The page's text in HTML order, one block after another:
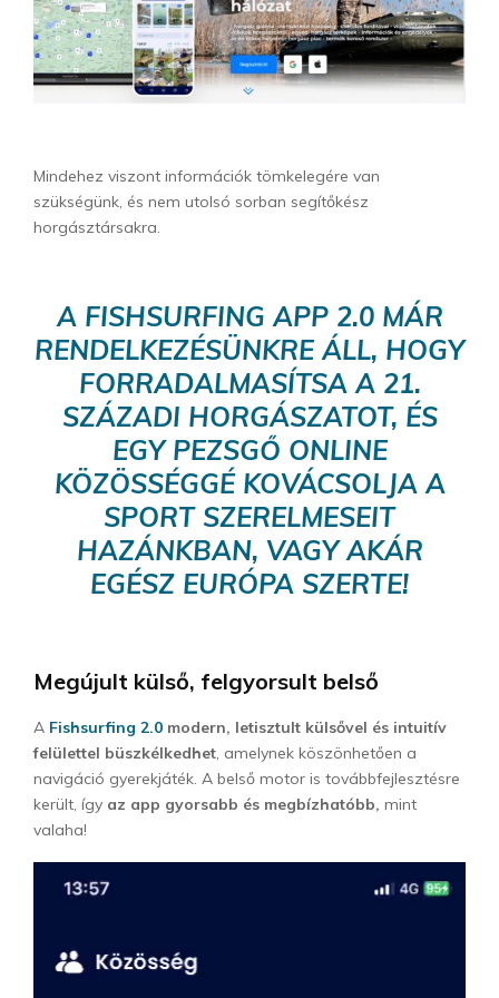
Mindehez viszont információk tömkelegére van
szükségünk, és nem utolsó sorban segítőkész
horgásztársakra.
A FISHSURFING APP 2.0MÁR
RENDELKEZÉSÜNKRE ÁLL, HOGY
FORRADALMASÍTSA A 21.
SZÁZADI HORGÁSZATOT, ÉS
EGY PEZSGŐ ONLINE
KÖZÖSSÉGGÉ KOVÁCSOLJA A
SPORT SZERELMESEIT
HAZÁNKBAN, VAGY AKÁR
EGÉSZ EURÓPA SZERTE!
Megújult külső, felgyorsult belső
A Fishsurfing 2.0 modern, letisztult külsővel és intuitív
felülettel büszkélkedhet, amelynek köszönhetően a
navigáció gyerekjáték. A belső motor is továbbfejlesztésre
került, így az app gyorsabb és megbízhatóbb, mint
valaha!